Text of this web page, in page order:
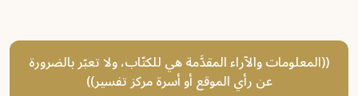
((المعلومات والآراء المقدَّمة هي للكتّاب، ولا تعبّر بالضرورة
عن رأي الموقع أو أسرة مركز تفسير))